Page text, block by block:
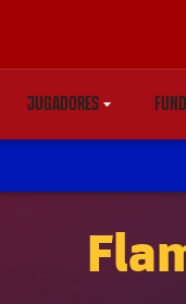
JUGADORES